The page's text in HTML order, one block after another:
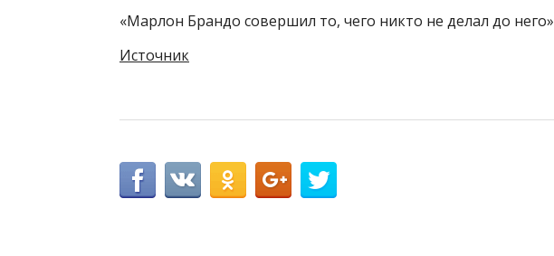
«Марлон Брандо совершил то, чего никто не делал до него»
Источник